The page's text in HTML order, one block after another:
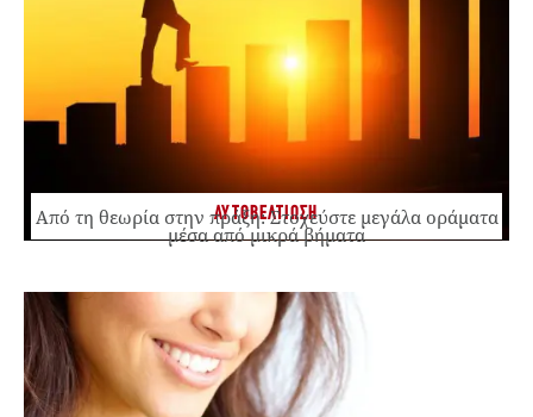
ΑΥΤΟΒΕΛΤΙΩΣΗ
Από τη θεωρία στην πράξη: Στοχεύστε μεγάλα οράματα
μέσα από μικρά βήματα